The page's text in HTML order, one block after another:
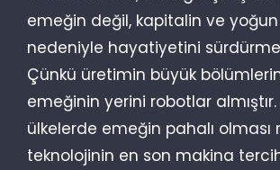
emeğin değil, kapitalin ve yoğun
nedeniyle hayatiyetini
Çünkü üretimin büyük
emeğinin yerini robotlar
ülkelerde emeğin pahalı olması
teknolojinin en son makina